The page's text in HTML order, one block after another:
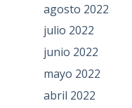
agosto 2022
julio 2022
junio 2022
mayo 2022
abril 2022